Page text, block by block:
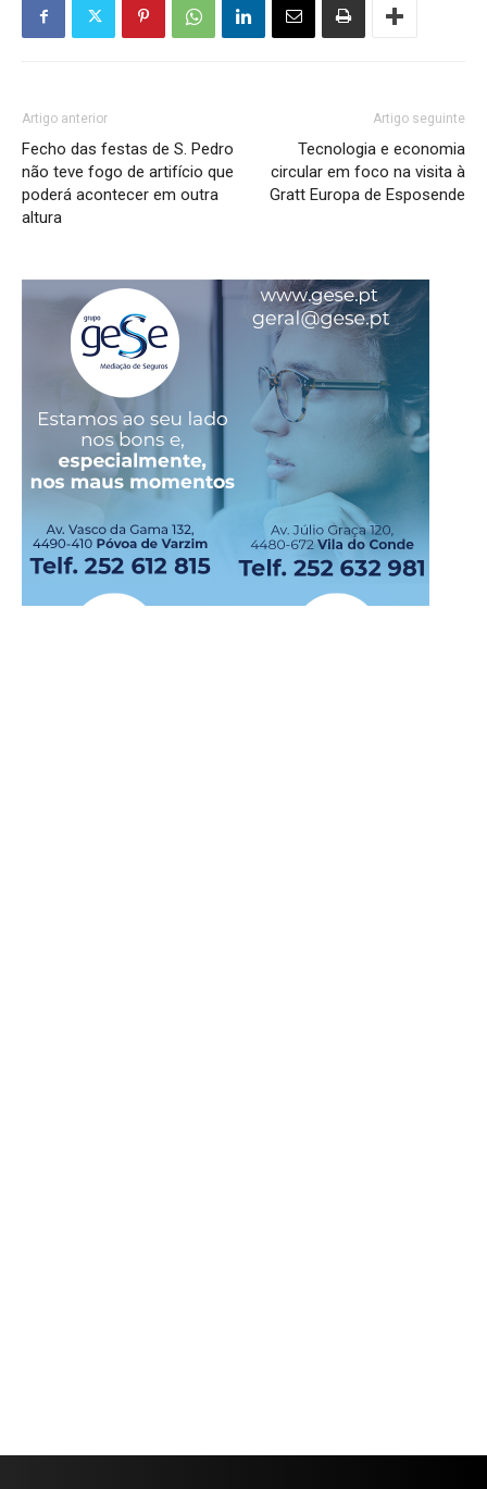
Artigo anterior
Fecho das festas de S. Pedro
não teve fogo de artifício que
poderá acontecer em outra
altura
Artigo seguinte
Tecnologia e economia
circular em foco na visita à
Gratt Europa de Esposende